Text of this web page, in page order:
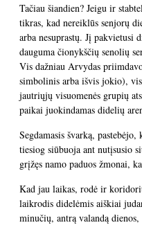
Tačiau šiandien? Jeigu ir
tikras, kad nereiklūs senjorų
arba nesuprastų. Jį pakvietusi
dauguma čionykščių senolių
Vis dažniau Arvydas
simbolinis arba išvis jokio),
jautriųjų visuomenės grupių
paikai juokindamas didelių
Segdamasis švarką,
tiesiog siūbuoja ant nutįsusio
grįžęs namo paduos žmonai,
Kad jau laikas, rodė ir
laikrodis didelėmis aiškiai
minučių, antrą valandą